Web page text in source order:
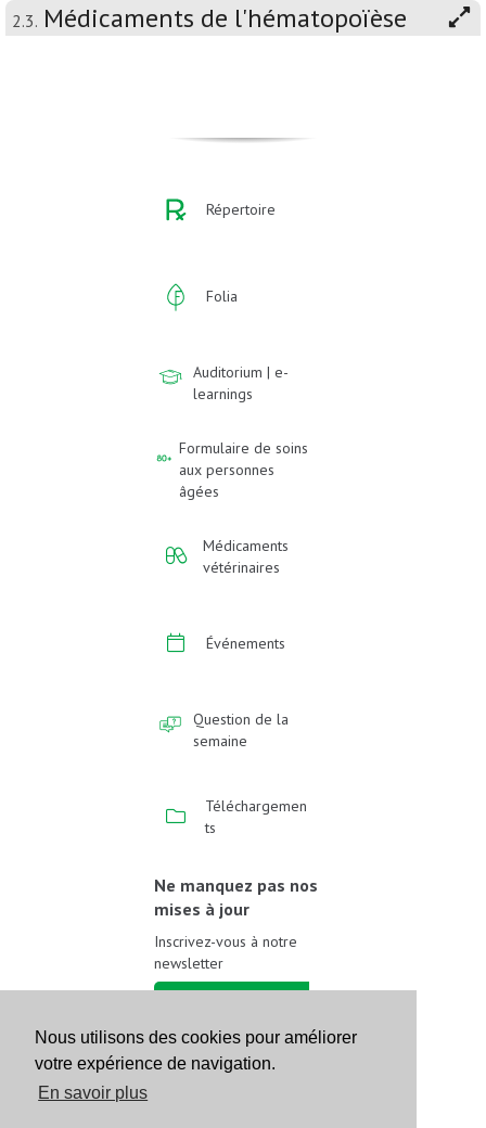
Nous utilisons des cookies pour améliorer
votre expérience de navigation.
En savoir plus
2.3. Médicaments de l'hématopoïèse
Répertoire
Folia
Auditorium | e-
learnings
Formulaire de soins
aux personnes
âgées
Médicaments
vétérinaires
Événements
Question de la
semaine
Téléchargemen
ts
Ne manquez pas nos
mises à jour
Inscrivez-vous à notre
newsletter
Suivez-nous sur les